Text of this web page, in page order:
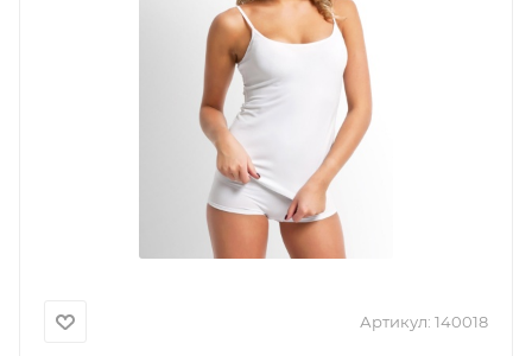
Артикул: 140018